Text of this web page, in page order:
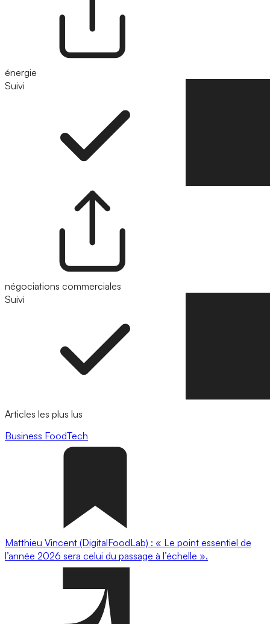
énergie
Suivi
négociations commerciales
Suivi
Articles les plus lus
Business FoodTech
Matthieu Vincent (DigitalFoodLab) : « Le point essentiel de
l’année 2026 sera celui du passage à l’échelle ».